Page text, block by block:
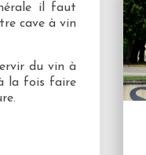
il faut
cave à vin
du vin à
la fois faire